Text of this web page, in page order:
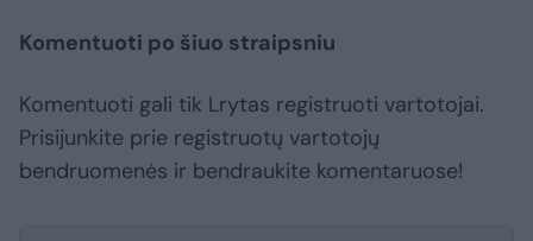
Komentuoti po šiuo straipsniu
Komentuoti gali tik Lrytas registruoti vartotojai.
Prisijunkite prie registruotų vartotojų
bendruomenės ir bendraukite komentaruose!